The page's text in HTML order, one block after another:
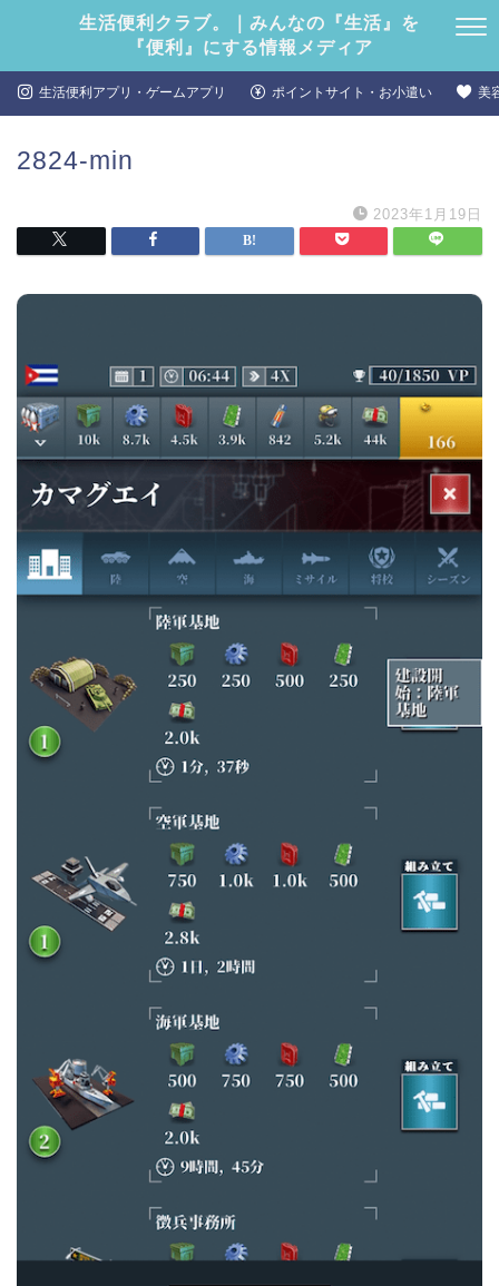
生活便利クラブ。｜みんなの『生活』を
『便利』にする情報メディア
生活便利アプリ・ゲームアプリ ポイントサイト・お小遣い 美
2824-min
2023年1月19日